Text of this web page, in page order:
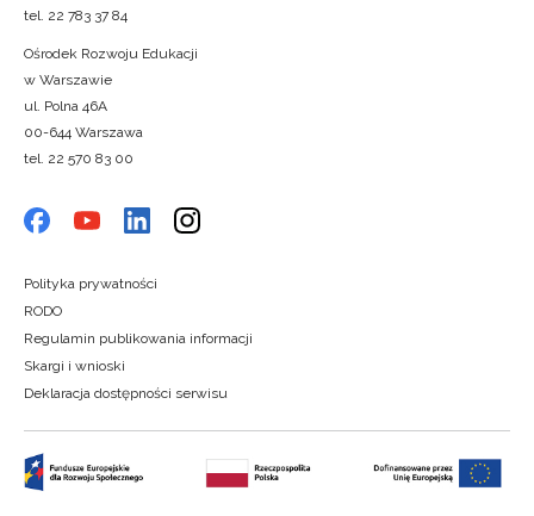
tel. 22 783 37 84
Ośrodek Rozwoju Edukacji
w Warszawie
ul. Polna 46A
00-644 Warszawa
tel. 22 570 83 00
Polityka prywatności
RODO
Regulamin publikowania informacji
Skargi i wnioski
Deklaracja dostępności serwisu